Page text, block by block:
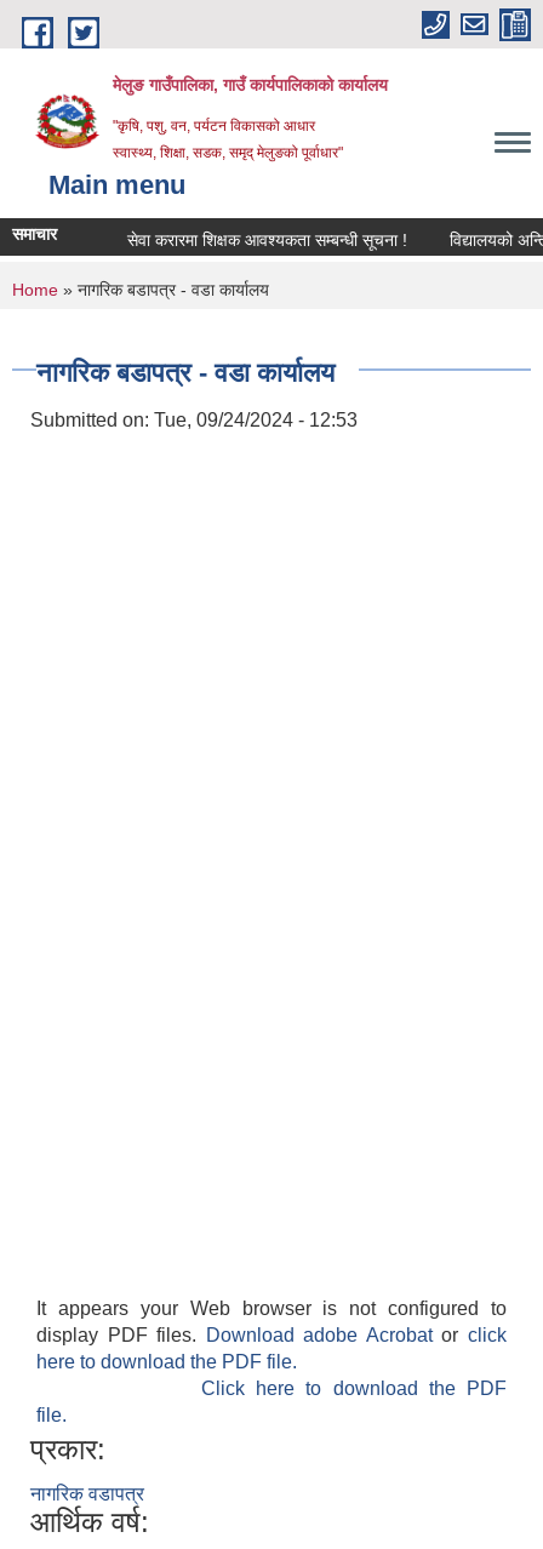
Skip to main content
मेलुङ गाउँपालिका, गाउँ कार्यपालिकाको कार्यालय
"कृषि, पशु, वन, पर्यटन विकासको आधार
स्वास्थ्य, शिक्षा, सडक, समृद् मेलुङको पूर्वाधार"
Main menu
समाचार सेवा करारमा शिक्षक आवश्‍यकता सम्बन्धी सूचना ! विद्यालयको
You are here
Home » नागरिक बडापत्र - वडा कार्यालय
नागरिक बडापत्र - वडा कार्यालय
Submitted on: Tue, 09/24/2024 - 12:53
It appears your Web browser is not configured to
display PDF files.
Download adobe Acrobatorclick
here to download the PDF file.
Click here to download the PDF
file.
प्रकार:
नागरिक वडापत्र
आर्थिक वर्ष: